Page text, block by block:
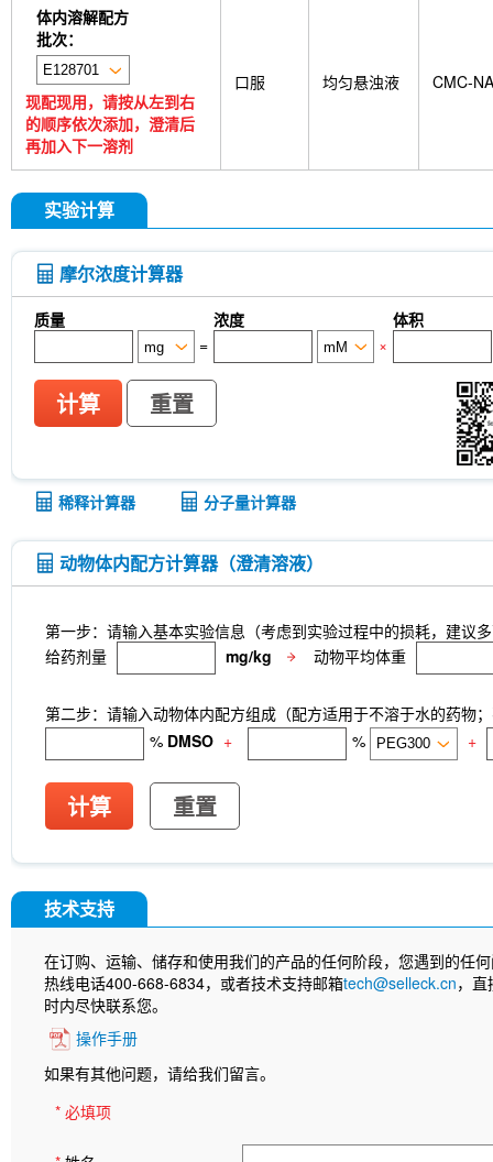
体内溶解配方
批次：
现配现用，请按从左到右
的顺序依次添加，澄清后
再加入下一溶剂
口服 均匀悬浊液 CMC-NA
实验计算
摩尔浓度计算器
质量 浓度
体积
=
×
计算 重置
稀释计算器 分子量计算器
动物体内配方计算器（澄清溶液）
第一步：请输入基本实验信息（考虑到实验过程中的损耗，建议
给药剂量
mg/kg 动物平均体重
第二步：请输入动物体内配方组成（配方适用于不溶于水的药物
% DMSO + % +
计算 重置
技术支持
在订购、运输、储存和使用我们的产品的任何阶段，您遇到的任
热线电话400-668-6834，或者技术支持邮箱tech@selleck.cn，
时内尽快联系您。
操作手册
如果有其他问题，请给我们留言。
* 必填项